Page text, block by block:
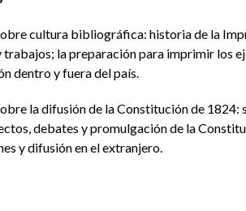
cultura bibliográfica: historia de la
trabajos; la preparación para imprimir los
dentro y fuera del país.
la difusión de la Constitución de 1824:
debates y promulgación de la
y difusión en el extranjero.